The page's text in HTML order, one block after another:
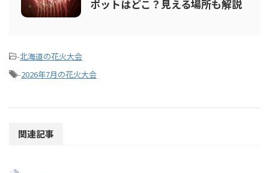
ポットはどこ？見える場所も解説
-北海道の花火大会
-2026年7月の花火大会
関連記事